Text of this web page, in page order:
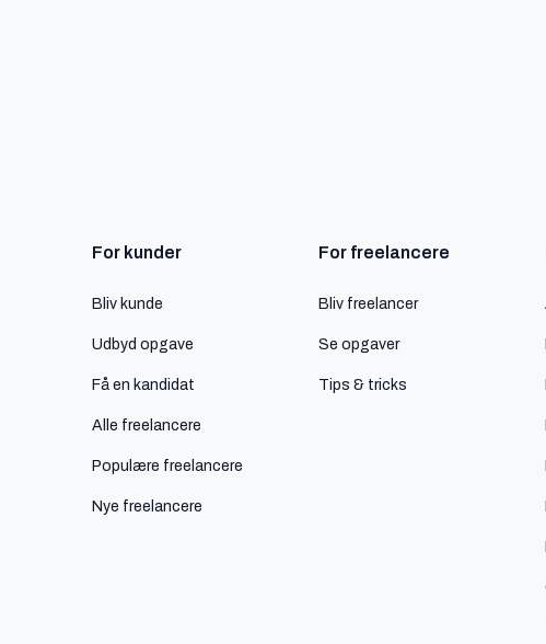
For kunder
Bliv kunde
Udbyd opgave
Få en kandidat
Alle freelancere
Populære freelancere
Nye freelancere
For freelancere
Bliv freelancer
Se opgaver
Tips & tricks